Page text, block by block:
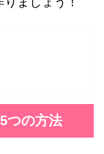
つの方法